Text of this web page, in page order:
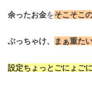
余ったお金をそこそこ
ぶっちゃけ、 まぁ重た
設定ちょっとごにょご